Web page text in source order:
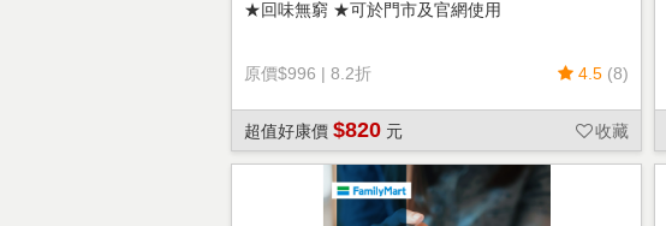
★回味無窮 ★可於門市及官網使用
原價$996 | 8.2折 4.5 (8)
超值好康價 $820 元 收藏